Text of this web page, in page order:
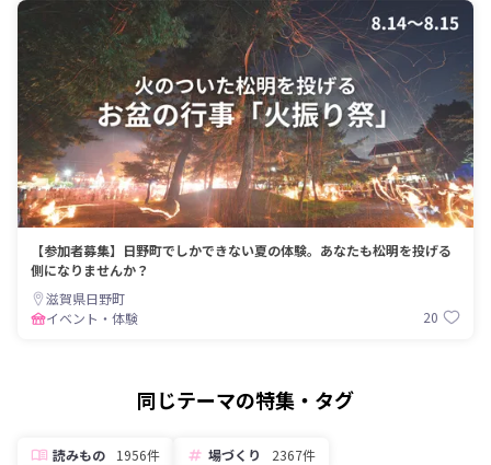
【参加者募集】日野町でしかできない夏の体験。あなたも松明を投げる
側になりませんか？
滋賀県日野町
イベント・体験
20
同じテーマの特集・タグ
読みもの 1956件 場づくり
2367件